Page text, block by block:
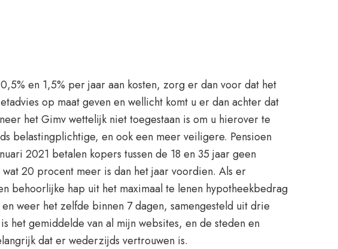
en 1,5% per jaar aan kosten, zorg er dan voor dat het
op maat geven en wellicht komt u er dan achter dat
het Gimv wettelijk niet toegestaan is om u hierover te
belastingplichtige, en ook een meer veiligere. Pensioen
2021 betalen kopers tussen de 18 en 35 jaar geen
20 procent meer is dan het jaar voordien. Als er
behoorlijke hap uit het maximaal te lenen hypotheekbedrag
weer het zelfde binnen 7 dagen, samengesteld uit drie
het gemiddelde van al mijn websites, en de steden en
dat er wederzijds vertrouwen is.